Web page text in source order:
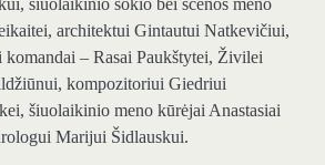
šiuolaikinio šokio bei scenos meno
architektui Gintautui Natkevičiui,
– Rasai Paukštytei, Živilei
kompozitoriui Giedriui
šiuolaikinio meno kūrėjai Anastasiai
Marijui Šidlauskui.